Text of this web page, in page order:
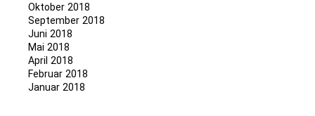
Oktober 2018
September 2018
Juni 2018
Mai 2018
April 2018
Februar 2018
Januar 2018